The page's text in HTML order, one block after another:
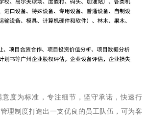
度为标准，专注细节，坚守承诺，快速行
理制度打造出一支优良的员工队伍，可为客